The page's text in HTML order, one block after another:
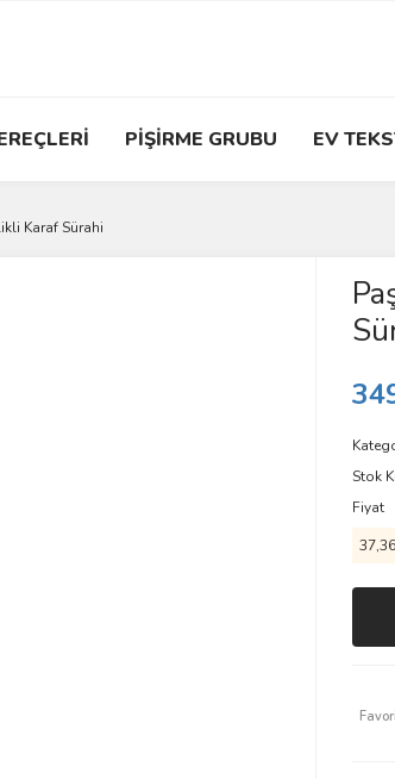
PİŞİRME GRUBU EV
Karaf Sürahi
Stok
Fiyat